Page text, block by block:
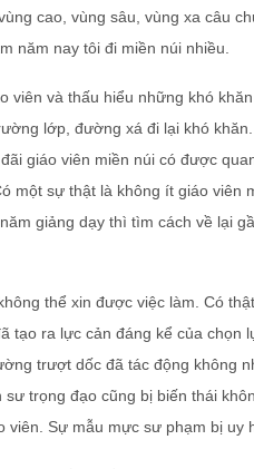
cao, vùng sâu, vùng xa câu
năm nay tôi đi miền núi nhiều.
và thấu hiểu những khó
lớp, đường xá đi lại khó
giáo viên miền núi có được
một sự thật là không ít giáo viên
giảng dạy thì tìm cách về lại
thể xin được việc làm. Có
tạo ra lực cản đáng kể của chọn
trượt dốc đã tác động không
trọng đạo cũng bị biến thái
Sự mẫu mực sư phạm bị uy